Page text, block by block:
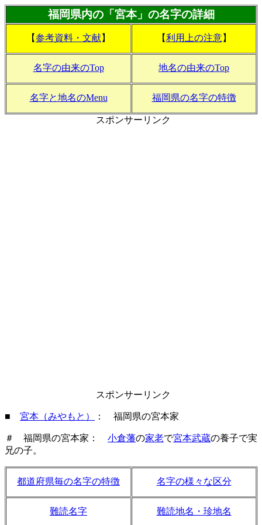
福岡県内の「宮本」の名字の詳細
【参考資料・文献】 【利用上の注意】
名字の由来のTop 地名の由来のTop
名字と地名のMenu 福岡県の名字の特徴
スポンサーリンク
スポンサーリンク
■ 宮本（みやもと） ： 福岡県の宮本家
＃ 福岡県の宮本家： 小倉藩の家老で宮本武蔵の養子で実
兄の子。
都道府県毎の名字の特徴 名字の様々な区分
難読名字 難読地名・珍地名